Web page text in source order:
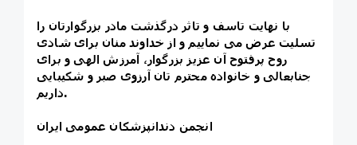
با نهایت تاسف و تاثر درگذشت مادر بزرگوارتان را
تسلیت عرض می نماییم و از خداوند منان برای شادی
روح پرفتوح آن عزیز بزرگوار، آمرزش الهی و برای
جنابعالی و خانواده محترم تان آرزوی صبر و شکیبایی
داریم.
انجمن دندانپزشکان عمومی ایران